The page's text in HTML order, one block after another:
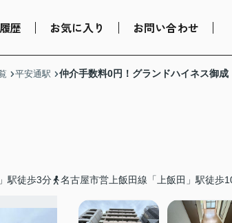
歴 お気に入り お問い合わせ
平安通駅 仲介手数料0円！グランドハイネス御成
駅徒歩3分 名古屋市営上飯田線「上飯田」駅徒歩